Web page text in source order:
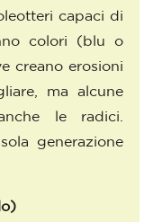
capaci di
colori (blu o
creano erosioni
ma alcune
le radici.
generazione